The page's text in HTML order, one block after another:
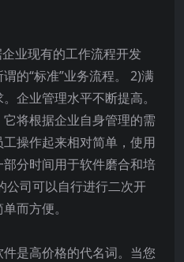
业现有的工作流程开发
的“标准”业务流程。 2)满
企业管理水平不断提高。
将根据企业自身管理的需
操作起来相对简单，使用
分时间用于软件磨合和培
公司可以自行进行二次开
而方便。
是高价格的代名词。当您